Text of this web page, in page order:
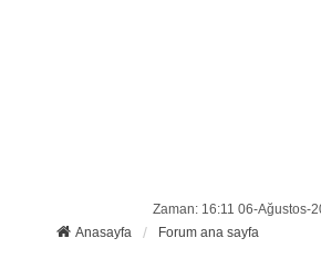
Zaman: 16:11 06-Ağustos-
Anasayfa
Forum ana sayfa